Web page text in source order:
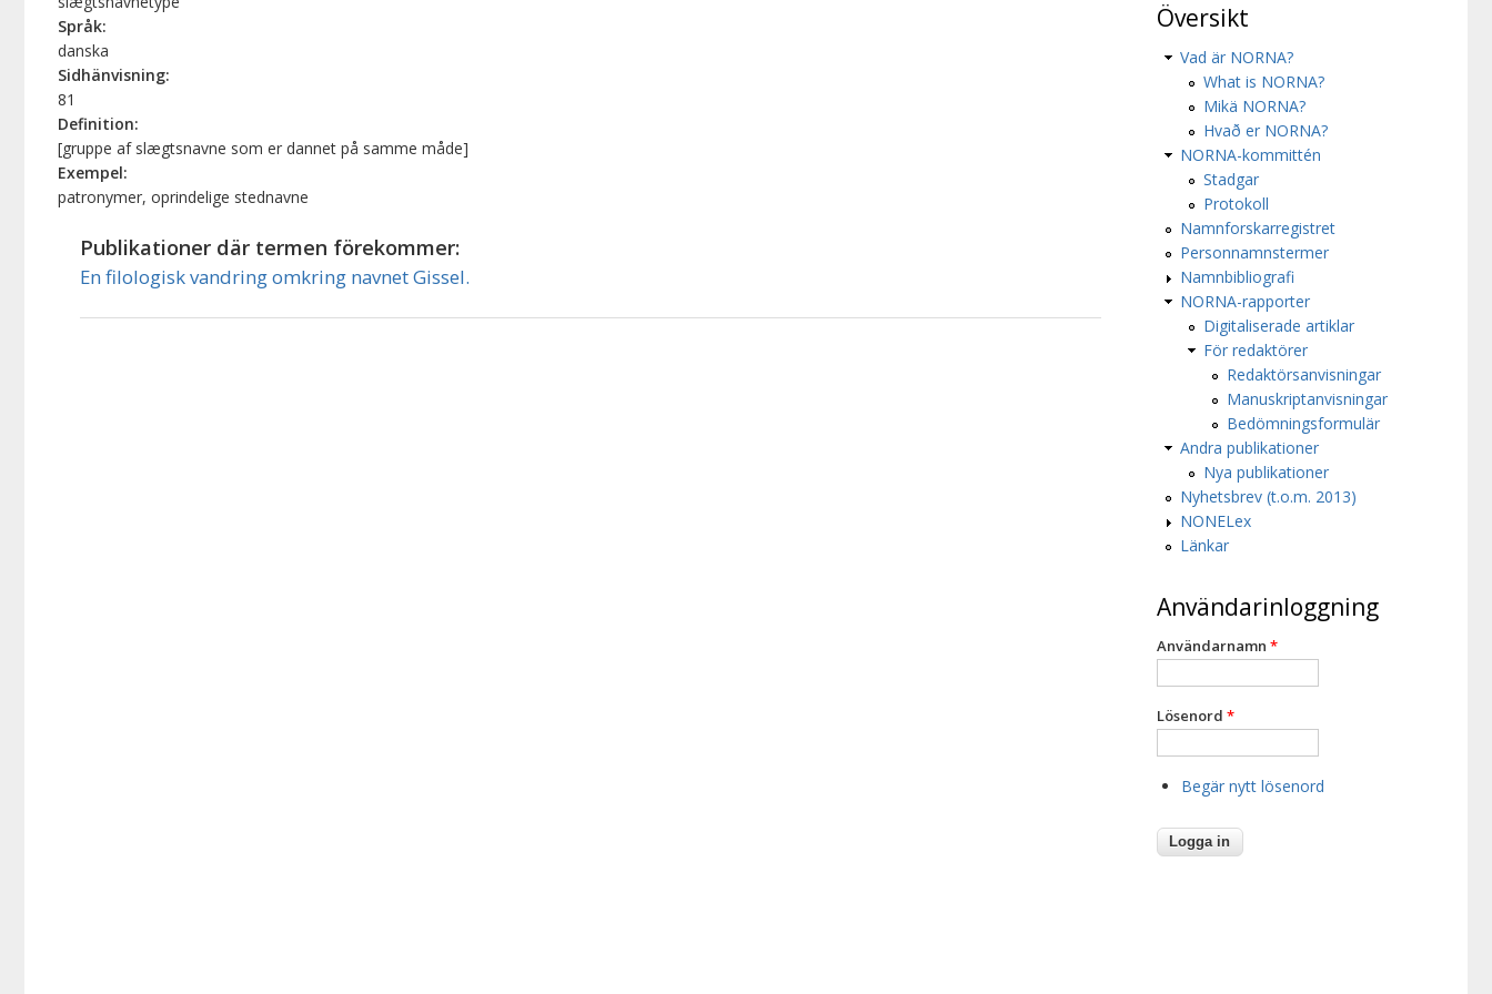
Språk:
danska
Sidhänvisning:
81
Definition:
[gruppe af slægtsnavne som er dannet på samme måde]
Exempel:
patronymer, oprindelige stednavne
Publikationer där termen förekommer:
En filologisk vandring omkring navnet Gissel.
Översikt
Vad är NORNA?
What is NORNA?
Mikä NORNA?
Hvað er NORNA?
NORNA-kommittén
Stadgar
Protokoll
Namnforskarregistret
Personnamnstermer
Namnbibliografi
NORNA-rapporter
Digitaliserade artiklar
För redaktörer
Redaktörsanvisningar
Manuskriptanvisningar
Bedömningsformulär
Andra publikationer
Nya publikationer
Nyhetsbrev (t.o.m. 2013)
NONELex
Länkar
Användarinloggning
Användarnamn *
Lösenord *
Begär nytt lösenord